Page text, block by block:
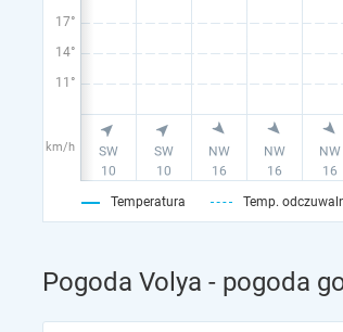
17°
14°
11°
km/h
Temperatura Temp.
Pogoda Volya - pogoda